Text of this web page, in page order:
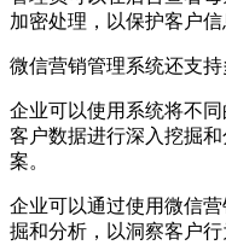
加密处理，以保护客户信
微信营销管理系统还支持
企业可以使用系统将不
客户数据进行深入挖掘
案。
企业可以通过使用微信
掘和分析，以洞察客户